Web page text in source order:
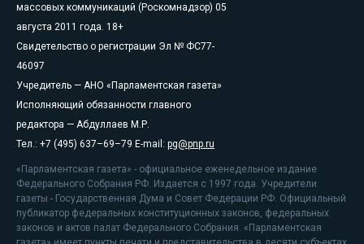
массовых коммуникаций (Роскомнадзор) 05
августа 2011 года. 18+
Свидетельство о регистрации Эл № ФС77-
46097
Учредитель — АНО «Парламентская газета»
Исполняющий обязанности главного
редактора — Абдуллаев М.Р.
Тел.: +7 (495) 637–69–79 E-mail: pg@pnp.ru
«Парламентская газета» - официальное еженедельное издание
Федерального Собрания РФ. Издается с 1997 года. Учредители
газеты - Государственная Дума и Совет Федерации РФ. Официальный
публикатор федеральных конституционных законов, федеральных
законов и актов палат Федерального Собрания. «Парламентская